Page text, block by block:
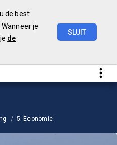
de best
je
de
SLUIT
5. Economie